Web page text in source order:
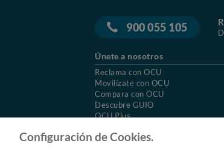
900 055 105
Únete a nosotros
Reclama con OCU
Movilízate con OCU
Compara con OCU
Descubre GUIO
OCU Plus
Configuración de Cookies.